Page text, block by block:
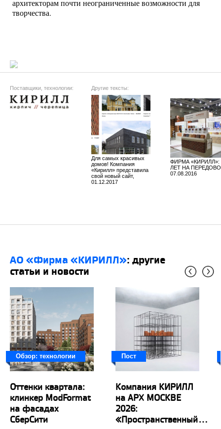
архитекторам почти неограниченные возможности для
творчества.
Поставщики, технологии: Другие тексты:
Для самых красивых
домов! Компания
«Кирилл» представила
свой новый сайт,
01.12.2017
ФИРМА «КИРИЛЛ»:
ЛЕТ НА
07.08.2016
АО «Фирма «КИРИЛЛ»: другие
статьи и новости
Обзор: технологии
Оттенки квартала:
клинкер ModFormat
на фасадах
СберСити
Пост
Компания КИРИЛЛ
на АРХ МОСКВЕ
2026:
«Пространственный...